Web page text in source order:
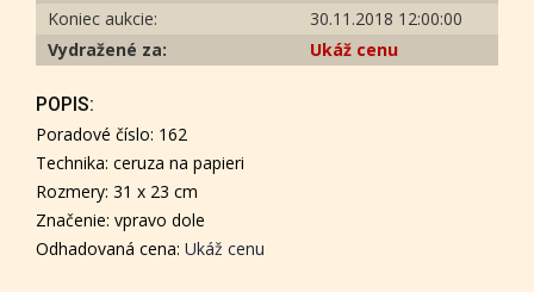
Koniec aukcie:
30.11.2018 12:00:00
Vydražené za:
Ukáž cenu
POPIS:
Poradové číslo: 162
Technika: ceruza na papieri
Rozmery: 31 x 23 cm
Značenie: vpravo dole
Odhadovaná cena: Ukáž cenu